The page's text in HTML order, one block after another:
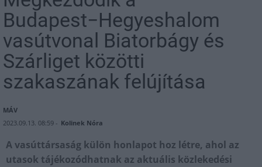
Budapest−Hegyeshalom
vasútvonal Biatorbágy és
Szárliget közötti
szakaszának felújítása
MÁV
2023.09.13. 08:59 - Kolinek Nóra
A vasúttársaság külön honlapot hoz létre, ahol az
utasok tájékozódhatnak az aktuális közlekedési